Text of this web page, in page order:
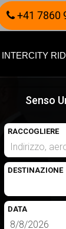
+41 7860
INTERCITY
Senso
RACCOGLIERE
DESTINAZIONE
DATA